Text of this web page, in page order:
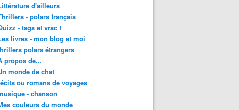
d'ailleurs
- polars français
- tags et vrac !
livres - mon blog et moi
polars étrangers
propos de...
monde de chat
ou romans de voyages
- chanson
couleurs du monde